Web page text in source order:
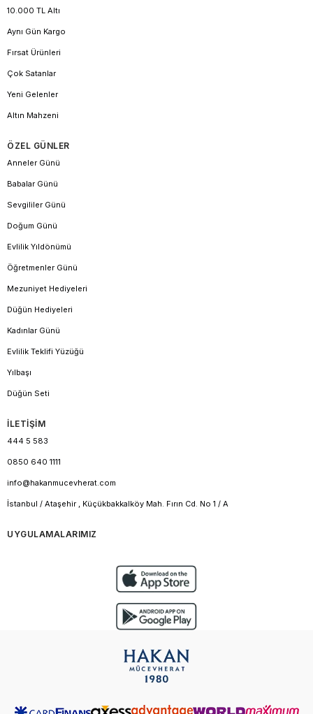
10.000 TL Altı
Aynı Gün Kargo
Fırsat Ürünleri
Çok Satanlar
Yeni Gelenler
Altın Mahzeni
ÖZEL GÜNLER
Anneler Günü
Babalar Günü
Sevgililer Günü
Doğum Günü
Evlilik Yıldönümü
Öğretmenler Günü
Mezuniyet Hediyeleri
Düğün Hediyeleri
Kadınlar Günü
Evlilik Teklifi Yüzüğü
Yılbaşı
Düğün Seti
İLETİŞİM
444 5 583
0850 640 1111
info@hakanmucevherat.com
İstanbul / Ataşehir , Küçükbakkalköy Mah. Fırın Cd. No 1 / A
UYGULAMALARIMIZ